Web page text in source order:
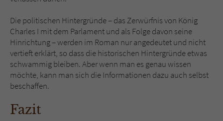
Die politischen Hintergründe – das Zerwürfnis von König
Charles I mit dem Parlament und als Folge davon seine
Hinrichtung – werden im Roman nur angedeutet und nicht
vertieft erklärt, so dass die historischen Hintergründe etwas
schwammig bleiben. Aber wenn man es genau wissen
möchte, kann man sich die Informationen dazu auch selbst
beschaffen.
Fazit